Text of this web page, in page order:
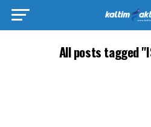
All posts tagged